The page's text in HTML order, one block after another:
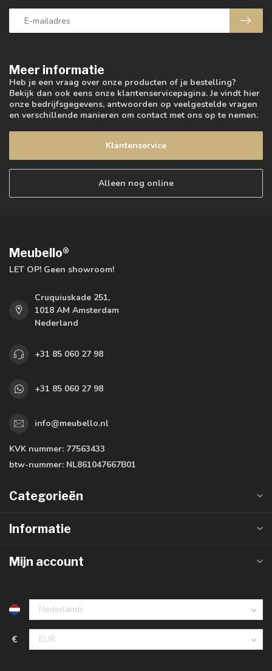
Meer informatie
Heb je een vraag over onze producten of je bestelling?
Bekijk dan ook eens onze klantenservicepagina. Je vindt hier
onze bedrijfsgegevens, antwoorden op veelgestelde vragen
en verschillende manieren om contact met ons op te nemen.
Klantenservice
Alleen nog online
Meubello®
LET OP! Geen showroom!
Cruquiuskade 251,
1018 AM Amsterdam
Nederland
+31 85 060 27 98
+31 85 060 27 98
info@meubello.nl
KVK nummer: 77563433
btw-nummer: NL861047667B01
Categorieën
Informatie
Mijn account
€